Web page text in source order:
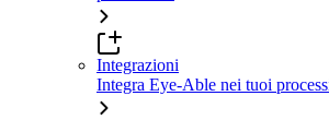
Integrazioni
Integra Eye-Able nei tuoi